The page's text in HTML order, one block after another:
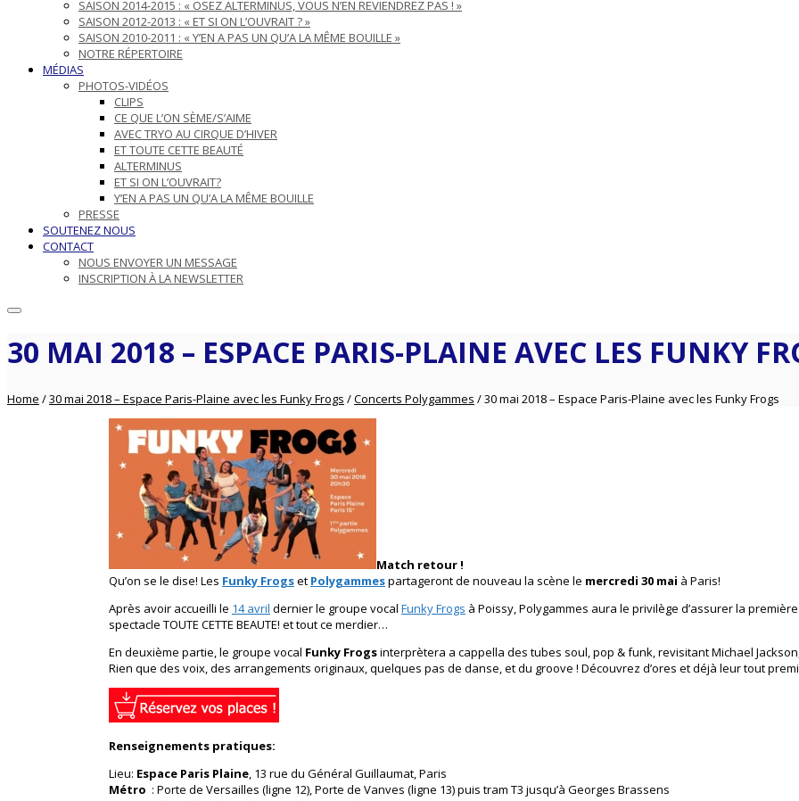
SAISON 2014-2015 : « OSEZ ALTERMINUS, VOUS N’EN REVIENDREZ PAS ! »
SAISON 2012-2013 : « ET SI ON L’OUVRAIT ? »
SAISON 2010-2011 : « Y’EN A PAS UN QU’A LA MÊME BOUILLE »
NOTRE RÉPERTOIRE
MÉDIAS
PHOTOS-VIDÉOS
CLIPS
CE QUE L’ON SÈME/S’AIME
AVEC TRYO AU CIRQUE D’HIVER
ET TOUTE CETTE BEAUTÉ
ALTERMINUS
ET SI ON L’OUVRAIT?
Y’EN A PAS UN QU’A LA MÊME BOUILLE
PRESSE
SOUTENEZ NOUS
CONTACT
NOUS ENVOYER UN MESSAGE
INSCRIPTION À LA NEWSLETTER
30 MAI 2018 – ESPACE PARIS-PLAINE AVEC LES FUNKY
Home /30 mai 2018 – Espace Paris-Plaine avec les Funky Frogs /Concerts Polygammes /30 mai 2018 – Espace Paris-Plaine avec les Funky Frogs
Match retour !
Qu’on se le dise! Les Funky Frogset Polygammespartageront de nouveau la scène le mercredi 30 mai à Paris!
Après avoir accueilli le 14 avril dernier le groupe vocal Funky Frogs à Poissy, Polygammes aura le privilège d’assurer la
spectacle TOUTE CETTE BEAUTE! et tout ce merdier…
En deuxième partie, le groupe vocal Funky Frogsinterprètera a cappella des tubes soul, pop & funk, revisitant Michael
Rien que des voix, des arrangements originaux, quelques pas de danse, et du groove ! Découvrez d’ores et déjà leur tout
Renseignements pratiques:
Lieu: Espace Paris Plaine, 13 rue du Général Guillaumat, Paris
Métro : Porte de Versailles (ligne 12), Porte de Vanves (ligne 13) puis tram T3 jusqu’à Georges Brassens